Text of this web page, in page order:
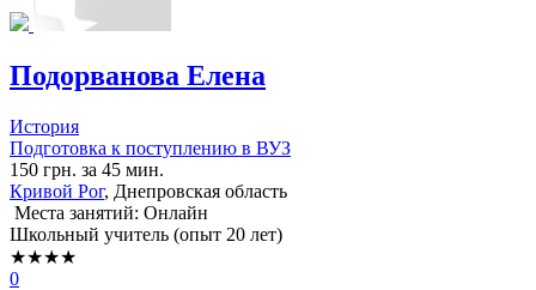
Подорванова Елена
История
Подготовка к поступлению в ВУЗ
150 грн. за 45 мин.
Кривой Рог, Днепровская область
Места занятий: Онлайн
Школьный учитель (опыт 20 лет)
★★★★
0